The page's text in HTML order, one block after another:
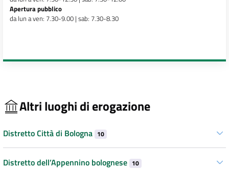
Apertura pubblico
da lun a ven: 7.30-9.00 | sab: 7.30-8.30
Altri luoghi di erogazione
Distretto Città di Bologna 10
Distretto dell’Appennino bolognese 10